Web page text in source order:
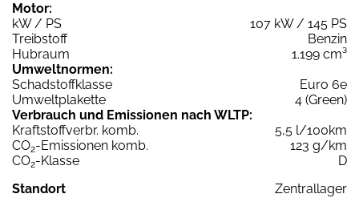
Motor:
kW / PS
107 kW / 145 PS
Treibstoff
Benzin
Hubraum
1.199 cm³
Umweltnormen:
Schadstoffklasse
Euro 6e
Umweltplakette
4 (Green)
Verbrauch und Emissionen nach WLTP:
Kraftstoffverbr. komb.
5,5 l/100km
CO2-Emissionen komb.
123 g/km
CO2-Klasse
D
Standort
Zentrallager